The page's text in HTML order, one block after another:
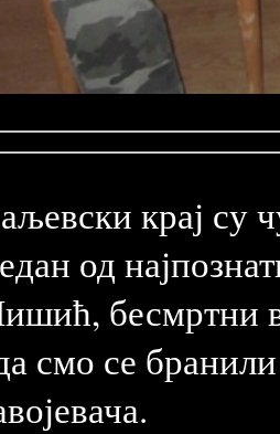
крај су
од
бесмртни
смо се